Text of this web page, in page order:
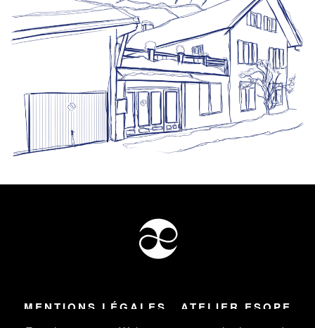
MENTIONS LÉGALES ATELIER ESOPE